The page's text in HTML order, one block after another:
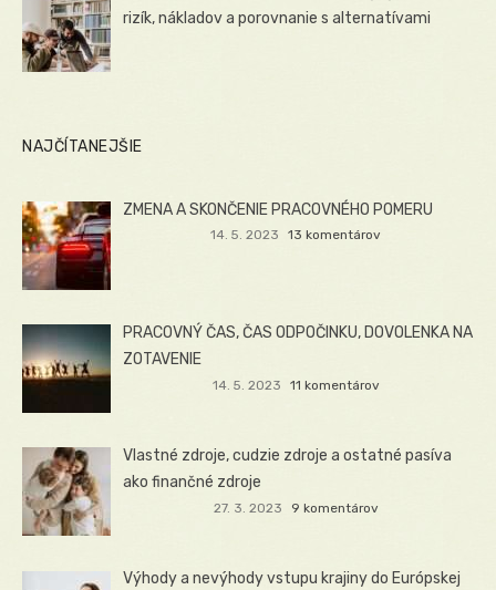
rizík, nákladov a porovnanie s alternatívami
NAJČÍTANEJŠIE
ZMENA A SKONČENIE PRACOVNÉHO POMERU
14. 5. 2023 13 komentárov
PRACOVNÝ ČAS, ČAS ODPOČINKU, DOVOLENKA NA
ZOTAVENIE
14. 5. 2023 11 komentárov
Vlastné zdroje, cudzie zdroje a ostatné pasíva
ako finančné zdroje
27. 3. 2023 9 komentárov
Výhody a nevýhody vstupu krajiny do Európskej